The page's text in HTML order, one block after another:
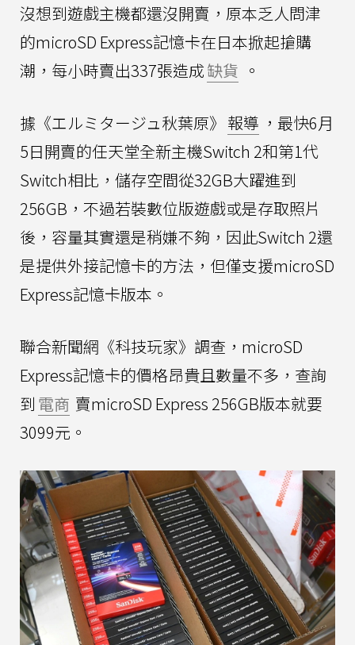
沒想到遊戲主機都還沒開賣，原本乏人問津
的microSD Express記憶卡在日本掀起搶購
潮，每小時賣出337張造成缺貨 。
據《エルミタージュ秋葉原》 報導 ，最快6月
5日開賣的任天堂全新主機Switch 2和第1代
Switch相比，儲存空間從32GB大躍進到
256GB，不過若裝數位版遊戲或是存取照片
後，容量其實還是稍嫌不夠，因此Switch 2還
是提供外接記憶卡的方法，但僅支援microSD
Express記憶卡版本。
聯合新聞網《科技玩家》調查，microSD
Express記憶卡的價格昂貴且數量不多，查詢
到 電商 賣microSD Express 256GB版本就要
3099元。